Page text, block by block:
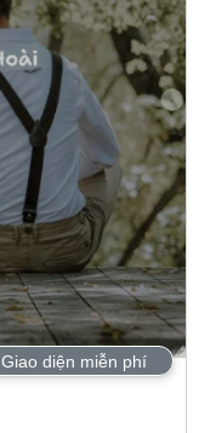
Giao diện miễn phí